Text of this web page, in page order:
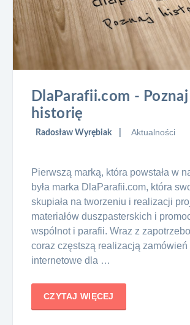
DlaParafii.com - Poznaj
historię
Radosław Wyrębiak Aktualności
Pierwszą marką, która powstała w
była marka DlaParafii.com, która
skupiała na tworzeniu i realizacji
materiałów duszpasterskich i
wspólnot i parafii. Wraz z
coraz częstszą realizacją zamówień
internetowe dla …
CZYTAJ WIĘCEJ